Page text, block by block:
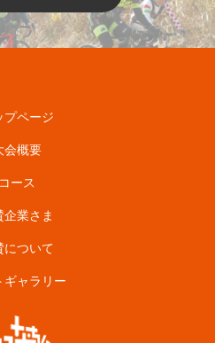
プページ
会概要
コース
企業さま
について
ギャラリー